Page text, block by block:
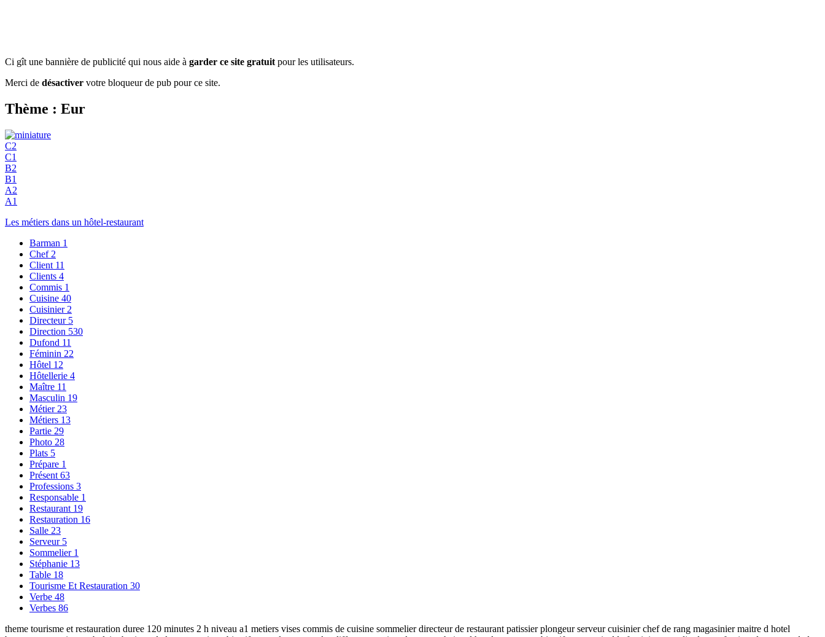
Ci gît une bannière de publicité qui nous aide à garder ce site gratuit pour les utilisateurs.
Merci de désactiver votre bloqueur de pub pour ce site.
Thème : Eur
C2
C1
B2
B1
A2
A1
Les métiers dans un hôtel-restaurant
Barman 1
Chef 2
Client 11
Clients 4
Commis 1
Cuisine 40
Cuisinier 2
Directeur 5
Direction 530
Dufond 11
Féminin 22
Hôtel 12
Hôtellerie 4
Maître 11
Masculin 19
Métier 23
Métiers 13
Partie 29
Photo 28
Plats 5
Prépare 1
Présent 63
Professions 3
Responsable 1
Restaurant 19
Restauration 16
Salle 23
Serveur 5
Sommelier 1
Stéphanie 13
Table 18
Tourisme Et Restauration 30
Verbe 48
Verbes 86
theme tourisme et restauration duree 120 minutes 2 h niveau a1 metiers vises commis de cuisine sommelier directeur de restaurant patissier plongeur serveur cuisinier chef de rang magasinier maitre d hotel